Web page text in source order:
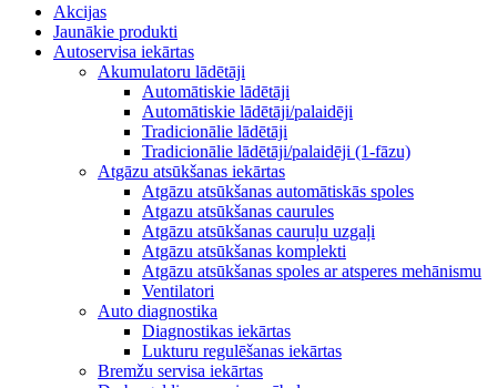
Akcijas
Jaunākie produkti
Autoservisa iekārtas
Akumulatoru lādētāji
Automātiskie lādētāji
Automātiskie lādētāji/palaidēji
Tradicionālie lādētāji
Tradicionālie lādētāji/palaidēji (1-fāzu)
Atgāzu atsūkšanas iekārtas
Atgāzu atsūkšanas automātiskās spoles
Atgazu atsūkšanas caurules
Atgāzu atsūkšanas cauruļu uzgaļi
Atgāzu atsūkšanas komplekti
Atgāzu atsūkšanas spoles ar atsperes mehānismu
Ventilatori
Auto diagnostika
Diagnostikas iekārtas
Lukturu regulēšanas iekārtas
Bremžu servisa iekārtas